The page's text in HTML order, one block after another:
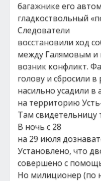
багажнике его
гладкоствольный
Следователи
восстановили ход
между Галямовым
возник конфликт.
голову и сбросили
насильно усадили в
на территорию
Там свидетельницу
В ночь с 28
на 29 июля
Установлено, что
совершено с
Но милиционер (по